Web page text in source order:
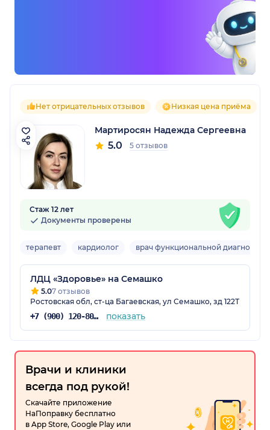
Нет отрицательных отзывов Низкая цена приёма
Мартиросян Надежда Сергеевна
5.0 5 отзывов
Стаж 12 лет
Документы проверены
терапевт кардиолог врач функциональной
ЛДЦ «Здоровье» на Семашко
5.07 отзывов
Ростовская обл, ст-ца Багаевская, ул Семашко, зд 122Т
+7 (900) 120-80-88 показать
Врачи и клиники
всегда под рукой!
Скачайте приложение
НаПоправку бесплатно
в App Store, Google Play или